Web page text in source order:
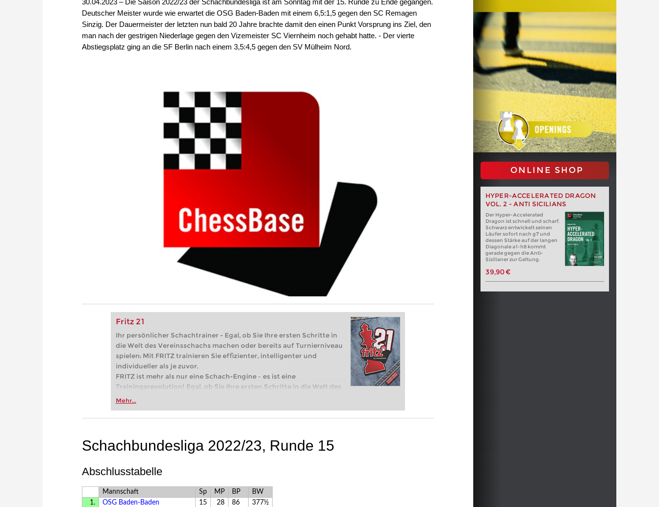
Deutscher Meister wurde wie erwartet die OSG Baden-Baden mit einem 6,5:1,5 gegen den SC Remagen
Sinzig. Der Dauermeister der letzten nun bald 20 Jahre brachte damit den einen Punkt Vorsprung ins Ziel, den
man nach der gestrigen Niederlage gegen den Vizemeister SC Viernheim noch gehabt hatte. - Der vierte
Abstiegsplatz ging an die SF Berlin nach einem 3,5:4,5 gegen den SV Mülheim Nord.
Fritz 21
Ihr persönlicher Schachtrainer - Egal, ob Sie Ihre ersten Schritte in
die Welt des Vereinsschachs machen oder bereits auf Turnierniveau
spielen: Mit FRITZ trainieren Sie effizienter, intelligenter und
individueller als je zuvor.
FRITZ ist mehr als nur eine Schach-Engine – es ist eine
Trainingsrevolution! Egal, ob Sie Ihre ersten Schritte in die Welt des
Vereinsschachs machen oder bereits auf Turnierniveau spielen: Mit
zuvor.
Mehr...
ONLINE SHOP
HYPER-ACCELERATED DRAGON
VOL. 2 - ANTI SICILIANS
Der Hyper-Accelerated
Dragon ist schnell und scharf.
Schwarz entwickelt seinen
Läufer sofort nach g7 und
dessen Stärke auf der langen
Diagonale a1-h8 kommt
gerade gegen die Anti-
Sizilianer zur Geltung.
39,90 €
Schachbundesliga 2022/23, Runde 15
Abschlusstabelle
Mannschaft Sp MP BP
BW
1.
OSG Baden-Baden 15 28 86
377½